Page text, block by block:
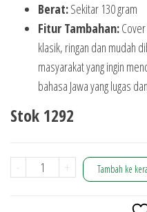
Berat:Sekitar 130 gram
Fitur Tambahan:
klasik, ringan dan mudah
masyarakat yang ingin
bahasa Jawa yang lugas
Stok 1292
-
Kuantitas
+ Tambah ke